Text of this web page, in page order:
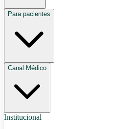
Para pacientes
Canal Médico
Institucional